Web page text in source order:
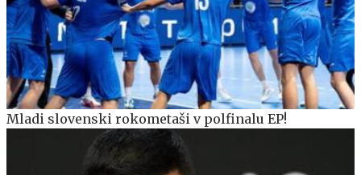
Mladi slovenski rokometaši v polfinalu EP!